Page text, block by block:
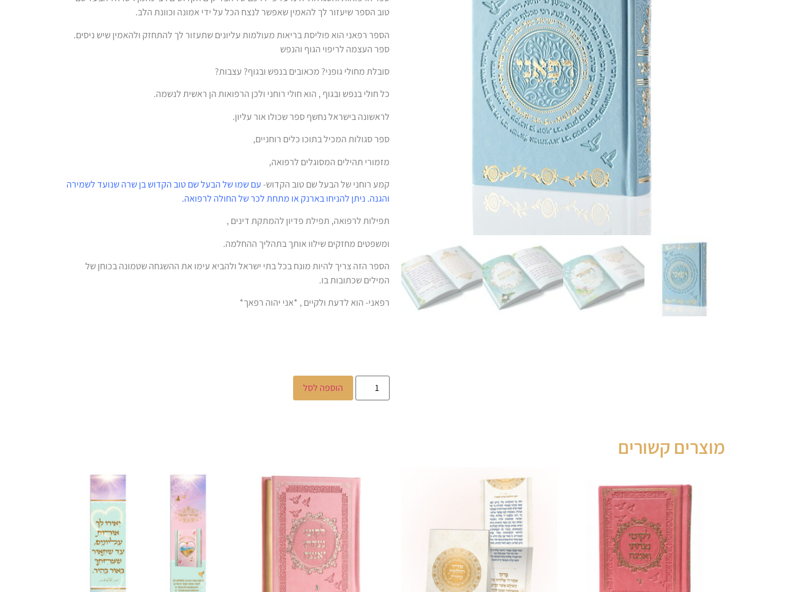
טוב הספר שיעזור לך להאמין שאפשר לנצח הכל על ידי אמונה וכוונת הלב.
הספר רפאני הוא פוליסת בריאות מעולמות עליונים שתעזור לך להתחזק ולהאמין שיש ניסים.
ספר העצמה לריפוי הגוף והנפש
סובלת מחולי גופני? מכאובים בנפש ובגוף? עצבות?
כל חולי בנפש ובגוף , הוא חולי רוחני ולכן הרפואות הן ראשית לנשמה.
לראשונה בישראל נחשף ספר שכולו אור עליון.
ספר סגולות המכיל בתוכו כלים רוחניים,
מזמורי תהילים המסוגלים לרפואה,
קמע רוחני של הבעל שם טוב הקדוש- עם שמו של הבעל שם טוב הקדוש בן שרה שנועד לשמירה
והגנה. ניתן להניחו בארנק או מתחת לכר של החולה לרפואה.
תפילות לרפואה, תפילת פדיון להמתקת דינים ,
ומשפטים מחזקים שילוו אותך בתהליך ההחלמה.
הספר הזה צריך להיות מונח בכל בתי ישראל ולהביא עימו את ההשגחה שטמונה בכוחן של
המילים שכתובות בו.
רפאני- הוא לדעת ולקיים , *אני יהוה רפאך*
הוספה לסל
מוצרים קשורים